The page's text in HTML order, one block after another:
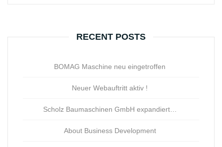
RECENT POSTS
BOMAG Maschine neu eingetroffen
Neuer Webauftritt aktiv !
Scholz Baumaschinen GmbH expandiert…
About Business Development